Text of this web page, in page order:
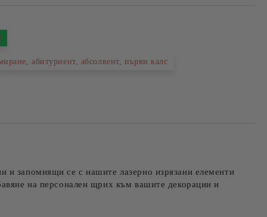
абитуриент, абсолвент, първи калс
и запомнящи се с нашите лазерно изрязани елементи
на персонален щрих към вашите декорации и